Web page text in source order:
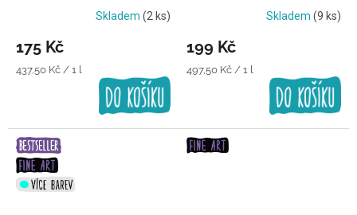
Transparentní lak
Skladem (2 ks)
175 Kč
Měrná
437,50 Kč / 1 l
Skladem (9 ks)
199 Kč
Měrná
497,50 Kč / 1 l